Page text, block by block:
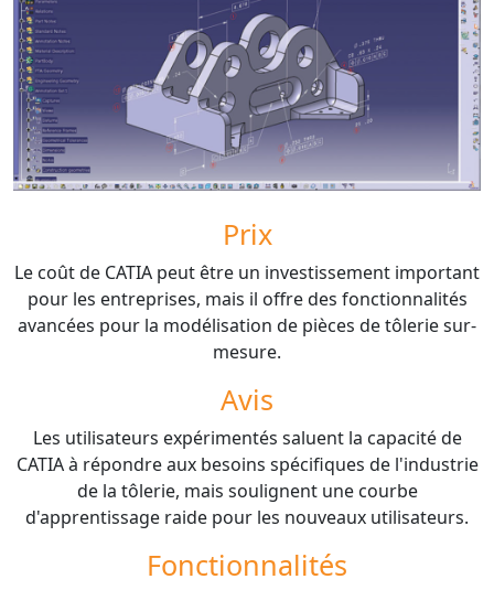
Prix
Le coût de CATIA peut être un investissement important
pour les entreprises, mais il offre des fonctionnalités
avancées pour la modélisation de pièces de tôlerie sur-
mesure.
Avis
Les utilisateurs expérimentés saluent la capacité de
CATIA à répondre aux besoins spécifiques de l'industrie
de la tôlerie, mais soulignent une courbe
d'apprentissage raide pour les nouveaux utilisateurs.
Fonctionnalités